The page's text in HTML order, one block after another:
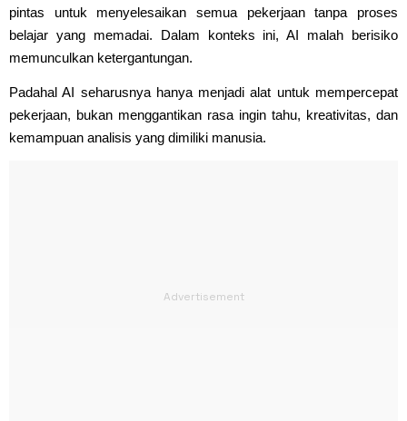
pintas untuk menyelesaikan semua pekerjaan tanpa proses
belajar yang memadai. Dalam konteks ini, AI malah berisiko
memunculkan ketergantungan.
Padahal AI seharusnya hanya menjadi alat untuk mempercepat
pekerjaan, bukan menggantikan rasa ingin tahu, kreativitas, dan
kemampuan analisis yang dimiliki manusia.